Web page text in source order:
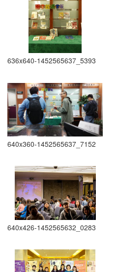
636x640-1452565637_5393
640x360-1452565637_7152
640x426-1452565632_0283